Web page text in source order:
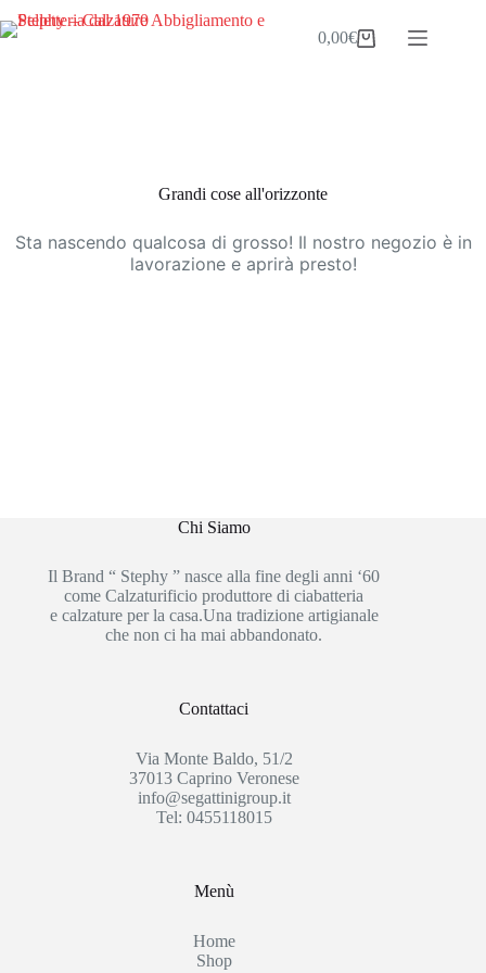
al
Carrello
0,00€
Grandi cose all'orizzonte
Sta nascendo qualcosa di grosso! Il nostro negozio è in
lavorazione e aprirà presto!
Chi Siamo
Il Brand “ Stephy ” nasce alla fine degli anni ‘60
come Calzaturificio produttore di ciabatteria
e calzature per la casa.Una tradizione artigianale
che non ci ha mai abbandonato.
Contattaci
Via Monte Baldo, 51/2
37013 Caprino Veronese
info@segattinigroup.it
Tel: 0455118015
Menù
Home
Shop